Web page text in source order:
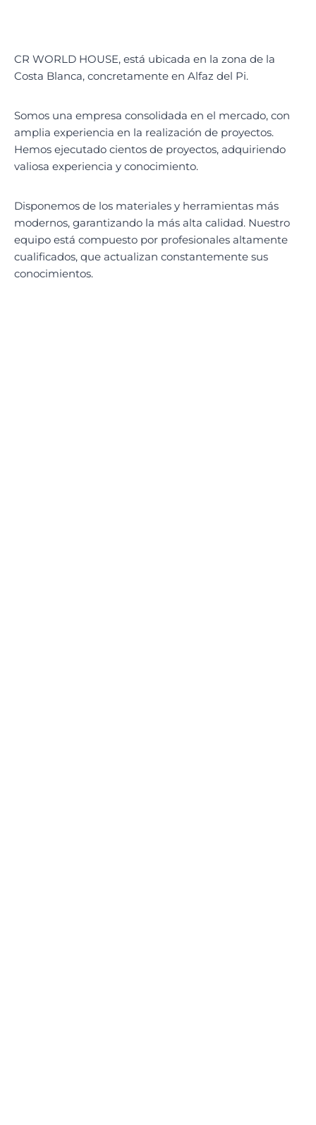
CR WORLD HOUSE, está ubicada en la zona de la
Costa Blanca, concretamente en Alfaz del Pi.
Somos una empresa consolidada en el mercado, con
amplia experiencia en la realización de proyectos.
Hemos ejecutado cientos de proyectos, adquiriendo
valiosa experiencia y conocimiento.
Disponemos de los materiales y herramientas más
modernos, garantizando la más alta calidad. Nuestro
equipo está compuesto por profesionales altamente
cualificados, que actualizan constantemente sus
conocimientos.